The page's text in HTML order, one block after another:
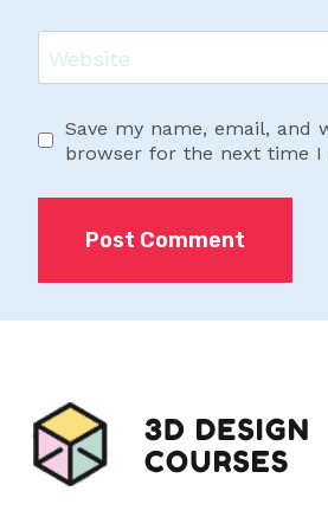
Website
Save my name, email, and
browser for the next time I